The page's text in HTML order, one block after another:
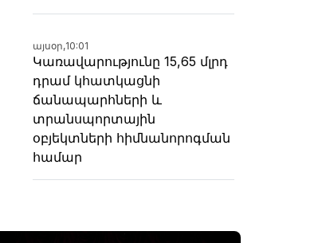
այսօր,10:01
Կառավարությունը 15,65 մլրդ
դրամ կհատկացնի
ճանապարհների և
տրանսպորտային
օբյեկտների հիմնանորոգման
համար